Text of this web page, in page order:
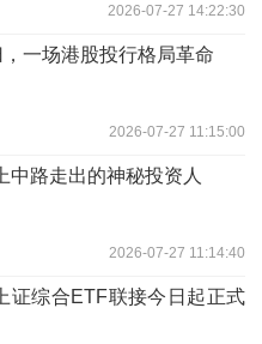
2026-07-27 14:22:30
一场港股投行格局革命
2026-07-27 11:15:00
中路走出的神秘投资人
2026-07-27 11:14:40
证综合ETF联接今日起正式